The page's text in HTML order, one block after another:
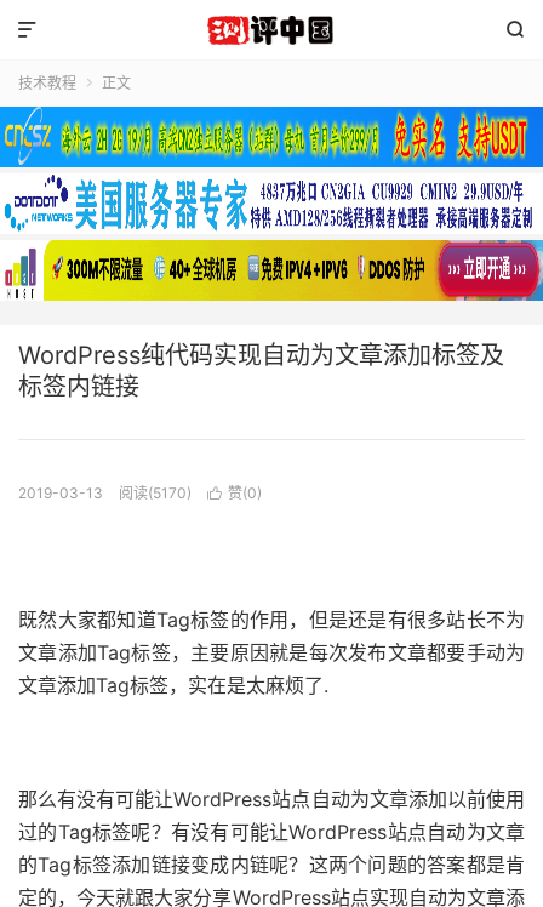


技术教程  正文
WordPress纯代码实现自动为文章添加标签及
标签内链接
2019-03-13 阅读(5170)  赞(0)
既然大家都知道Tag标签的作用，但是还是有很多站长不为
文章添加Tag标签，主要原因就是每次发布文章都要手动为
文章添加Tag标签，实在是太麻烦了.
那么有没有可能让WordPress站点自动为文章添加以前使用
过的Tag标签呢？有没有可能让WordPress站点自动为文章
的Tag标签添加链接变成内链呢？这两个问题的答案都是肯
定的，今天就跟大家分享WordPress站点实现自动为文章添